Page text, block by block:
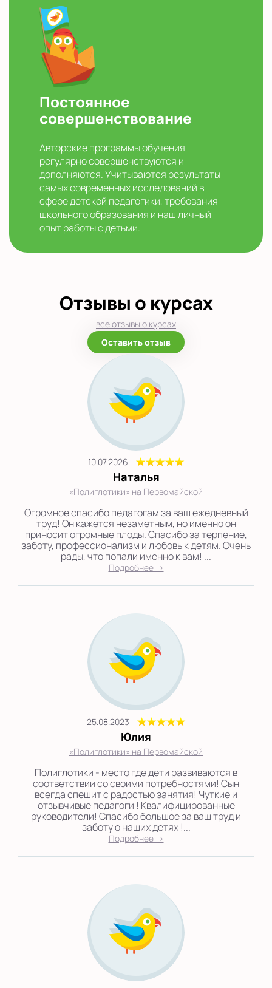
Постоянное
совершенствование
Авторские программы обучения
регулярно совершенствуются и
дополняются. Учитываются результаты
самых современных исследований в
сфере детской педагогики, требования
школьного образования и наш личный
опыт работы с детьми.
Отзывы о курсах
все отзывы о курсах
Оставить отзыв
10.07.2026
Наталья
«Полиглотики» на Первомайской
Огромное спасибо педагогам за ваш ежедневный
труд! Он кажется незаметным, но именно он
приносит огромные плоды. Спасибо за терпение,
заботу, профессионализм и любовь к детям. Очень
рады, что попали именно к вам! ...
Подробнее →
25.08.2023
Юлия
«Полиглотики» на Первомайской
Полиглотики - место где дети развиваются в
соответствии со своими потребностями! Сын
всегда спешит с радостью занятия! Чуткие и
отзывчивые педагоги ! Квалифицированные
руководители! Спасибо большое за ваш труд и
заботу о наших детях !...
Подробнее →